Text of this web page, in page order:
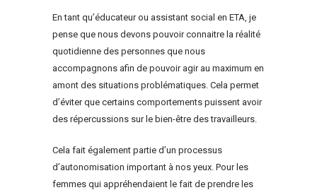
En tant qu’éducateur ou assistant social en ETA, je
pense que nous devons pouvoir connaitre la réalité
quotidienne des personnes que nous
accompagnons afin de pouvoir agir au maximum en
amont des situations problématiques. Cela permet
d’éviter que certains comportements puissent avoir
des répercussions sur le bien-être des travailleurs.
Cela fait également partie d’un processus
d’autonomisation important à nos yeux. Pour les
femmes qui appréhendaient le fait de prendre les